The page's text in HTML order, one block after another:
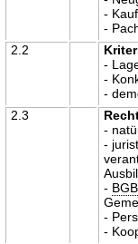
- Kauf
-
2.2
-
-
-
2.3
-
-
- BGB
-
-